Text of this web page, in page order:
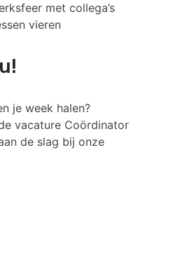
met collega’s
vieren
je week halen?
vacature Coördinator
de slag bij onze